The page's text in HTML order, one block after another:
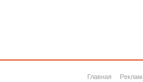
Главная